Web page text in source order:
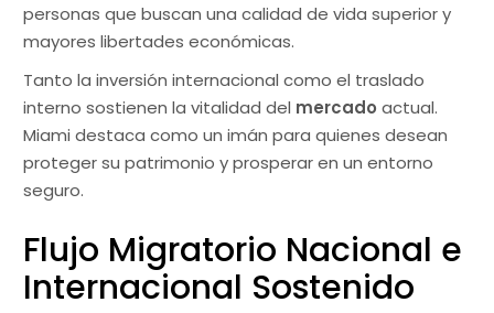
personas que buscan una calidad de vida superior y
mayores libertades económicas.
Tanto la inversión internacional como el traslado
interno sostienen la vitalidad del mercado actual.
Miami destaca como un imán para quienes desean
proteger su patrimonio y prosperar en un entorno
seguro.
Flujo Migratorio Nacional e
Internacional Sostenido